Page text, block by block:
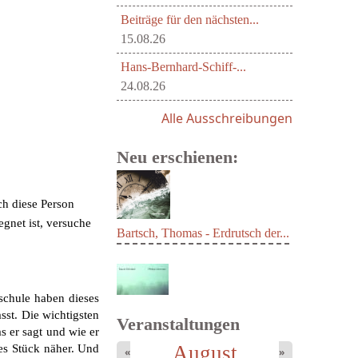
diese Person
ist, versuche
haben dieses
Die wichtigsten
er sagt und wie er
Stück näher. Und
Beiträge für den nächsten...
15.08.26
Hans-Bernhard-Schiff-...
24.08.26
Alle Ausschreibungen
Neu erschienen:
Bartsch, Thomas - Erdrutsch der...
Veranstaltungen
August
« »